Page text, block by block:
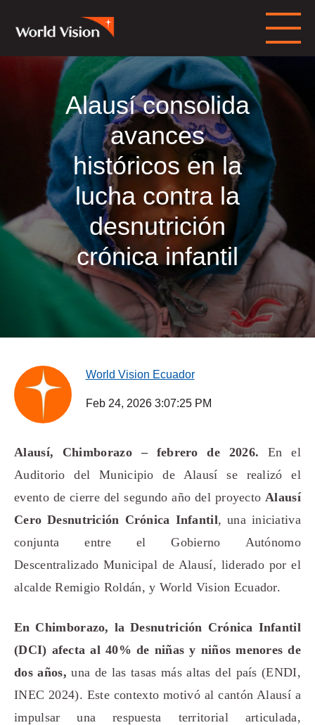
Alausí consolida
avances
históricos en la
lucha contra la
desnutrición
crónica infantil
World Vision Ecuador
Feb 24, 2026 3:07:25 PM
Alausí, Chimborazo – febrero de 2026. En el
Auditorio del Municipio de Alausí se realizó el
evento de cierre del segundo año del proyecto Alausí
Cero Desnutrición Crónica Infantil, una iniciativa
conjunta entre el Gobierno Autónomo
Descentralizado Municipal de Alausí, liderado por el
alcalde Remigio Roldán, y World Vision Ecuador.
En Chimborazo, la Desnutrición Crónica Infantil
(DCI) afecta al 40% de niñas y niños menores de
dos años, una de las tasas más altas del país (ENDI,
INEC 2024). Este contexto motivó al cantón Alausí a
impulsar una respuesta territorial articulada,